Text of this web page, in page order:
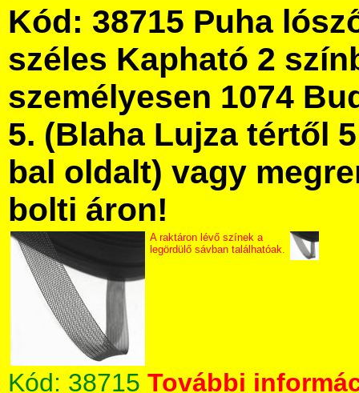
Kód: 38715 Puha
széles Kapható 2
személyesen 1074
5. (Blaha Lujza tértől
bal oldalt) vagy
bolti áron!
A raktáron lévő színek a
legördülő sávban találhatóak.
Kód: 38715 További